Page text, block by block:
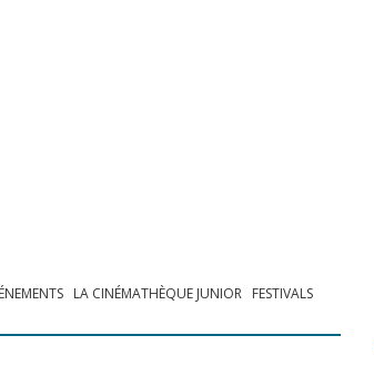
LA CINÉMATHÈQUE JUNIOR FESTIVALS